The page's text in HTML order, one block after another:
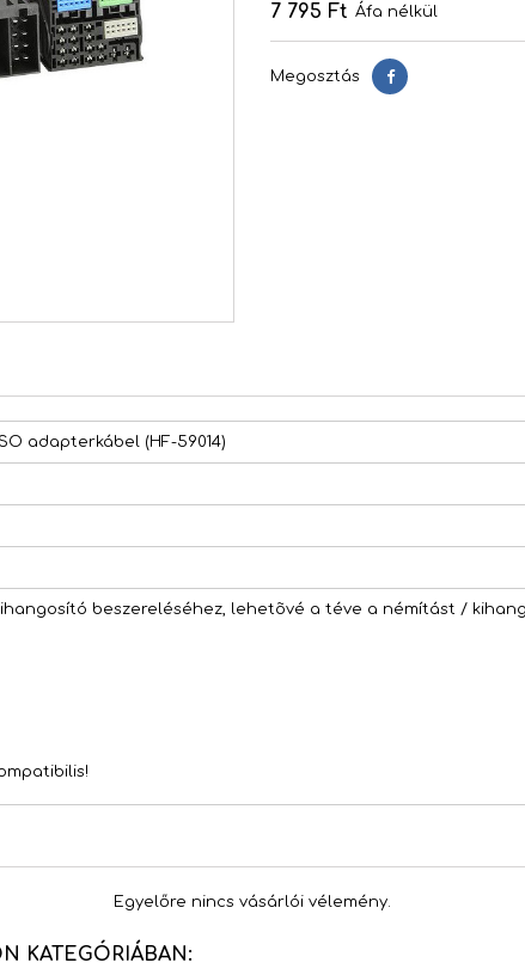
7 795 Ft Áfa nélkül
Megosztás Megosztás
adapterkábel (HF-59014)
beszereléséhez, lehetõvé a téve a némítást /
Egyelőre nincs vásárlói vélemény.
KATEGÓRIÁBAN: